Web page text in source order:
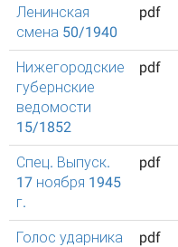
Ленинская
смена 50/1940
pdf
Нижегородские
губернские
ведомости
15/1852
pdf
Спец. Выпуск.
17 ноября 1945
г.
pdf
Голос ударника
pdf